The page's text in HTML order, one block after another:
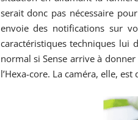
serait donc pas nécessaire
envoie des notifications sur
caractéristiques techniques lui
normal si Sense arrive à
l’Hexa-core. La caméra, elle,